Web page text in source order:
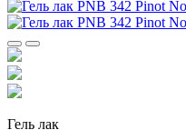
Гель лак